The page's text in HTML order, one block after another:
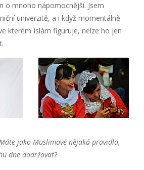
o mnoho nápomocnější. Jsem
univerzitě, a i když momentálně
kterém Islám figuruje, nelze ho jen
jako Muslimové nějaká pravidla,
dne dodržovat?